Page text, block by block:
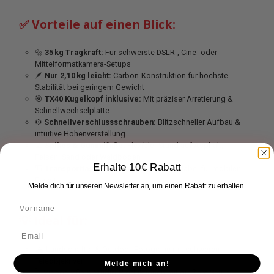
✅ Vorteile auf einen Blick:
🔩 35 kg Tragkraft: Für schwerste DSLR-, Cine- oder
Mittelformatkamera-Setups
🪶 Nur 2,10 kg leicht: Carbon-Konstruktion für höchste
Stabilität bei geringem Gewicht
🎯 TX40 Kugelkopf inklusive: Mit präziser Arretierung &
Schnellwechselplatte
⚙️ Schnellverschlussschrauben: Blitzschneller Aufbau &
intuitive Höhenverstellung
🦶Spikes & Gummifüße:Flexibler Stand auf Asphalt,
Transporttasche & Tragegurt:Alles dabei für mobilen
Erhalte 10€ Rabatt
Melde dich für unseren Newsletter an, um einen Rabatt zu erhalten.
Melde mich an!